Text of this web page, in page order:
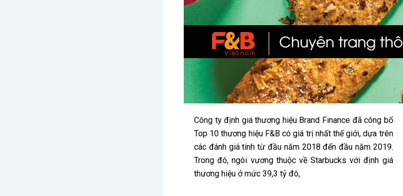
Công ty định giá thương hiệu Brand Finance đã công bố
Top 10 thương hiệu F&B có giá trị nhất thế giới, dựa trên
các đánh giá tính từ đầu năm 2018 đến đầu năm 2019.
Trong đó, ngôi vương thuộc về Starbucks với định giá
thương hiệu ở mức 39,3 tỷ đô,